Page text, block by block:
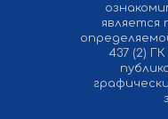
является
437 (2)